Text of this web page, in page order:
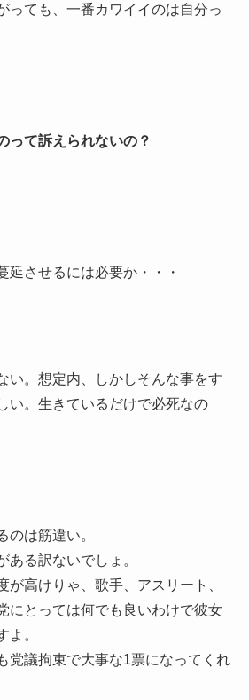
っても、一番カワイイのは自分っ
って訴えられないの？
延させるには必要か・・・
い。想定内、しかしそんな事をす
い。生きているだけで必死なの
は筋違い。
ある訳ないでしょ。
が高けりゃ、歌手、アスリート、
にとっては何でも良いわけで彼女
よ。
党議拘束で大事な1票になってくれ